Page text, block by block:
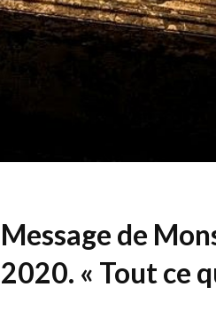
Message de
2020. « Tout ce